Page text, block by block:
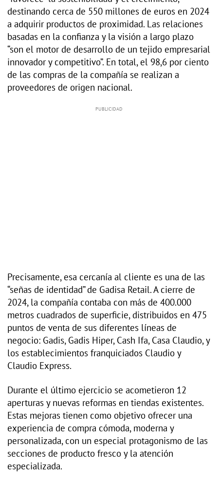
destinando cerca de 550 millones de euros en 2024
a adquirir productos de proximidad. Las relaciones
basadas en la confianza y la visión a largo plazo
“son el motor de desarrollo de un tejido empresarial
innovador y competitivo”. En total, el 98,6 por ciento
de las compras de la compañía se realizan a
proveedores de origen nacional.
Precisamente, esa cercanía al cliente es una de las
“señas de identidad” de Gadisa Retail. A cierre de
2024, la compañía contaba con más de 400.000
metros cuadrados de superficie, distribuidos en 475
puntos de venta de sus diferentes líneas de
negocio: Gadis, Gadis Hiper, Cash Ifa, Casa Claudio, y
los establecimientos franquiciados Claudio y
Claudio Express.
Durante el último ejercicio se acometieron 12
aperturas y nuevas reformas en tiendas existentes.
Estas mejoras tienen como objetivo ofrecer una
experiencia de compra cómoda, moderna y
personalizada, con un especial protagonismo de las
secciones de producto fresco y la atención
especializada.